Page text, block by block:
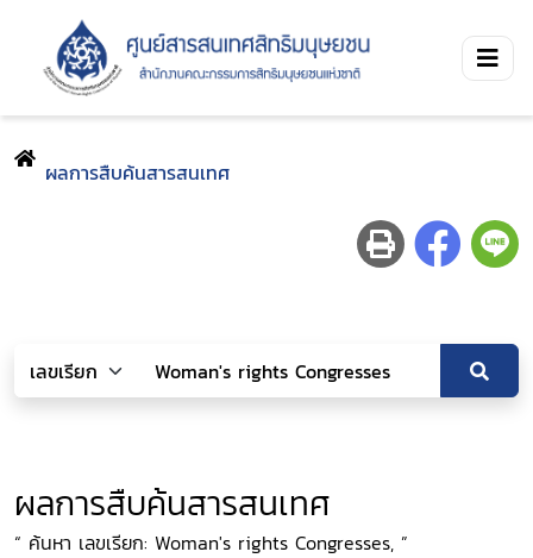
ผลการสืบค้นสารสนเทศ
ผลการสืบค้นสารสนเทศ
“ ค้นหา เลขเรียก: Woman's rights Congresses, ”